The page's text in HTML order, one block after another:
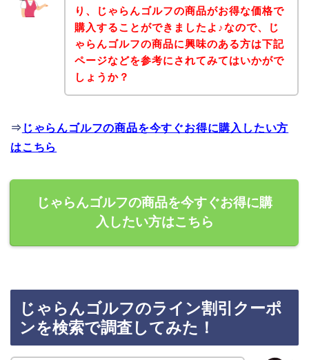
り、じゃらんゴルフの商品がお得な価格で
購入することができましたよ♪なので、じ
ゃらんゴルフの商品に興味のある方は下記
ページなどを参考にされてみてはいかがで
しょうか？
⇒ じゃらんゴルフの商品を今すぐお得に購入したい方
はこちら
じゃらんゴルフの商品を今すぐお得に購
入したい方はこちら
じゃらんゴルフのライン割引クーポ
ンを検索で調査してみた！